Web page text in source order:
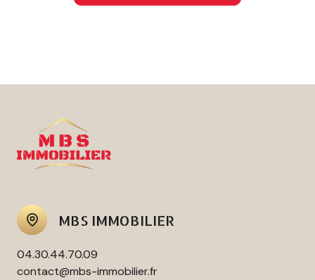
MBS IMMOBILIER
04.30.44.70.09
contact@mbs-immobilier.fr